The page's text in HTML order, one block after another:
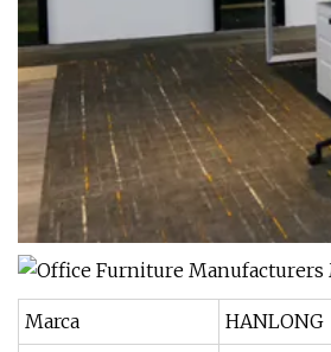
Marca HANLONG